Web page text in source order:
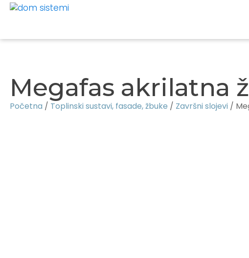
Megafas akrilatna
Početna / Toplinski sustavi, fasade, žbuke / Završni slojevi /